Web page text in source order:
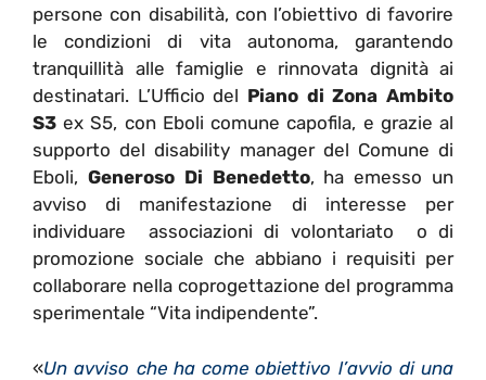
persone con disabilità, con l’obiettivo di favorire
le condizioni di vita autonoma, garantendo
tranquillità alle famiglie e rinnovata dignità ai
destinatari. L’Ufficio del Piano di Zona Ambito
S3 ex S5, con Eboli comune capofila, e grazie al
supporto del disability manager del Comune di
Eboli, Generoso Di Benedetto, ha emesso un
avviso di manifestazione di interesse per
individuare associazioni di volontariato o di
promozione sociale che abbiano i requisiti per
collaborare nella coprogettazione del programma
sperimentale “Vita indipendente”.
«Un avviso che ha come obiettivo l’avvio di una